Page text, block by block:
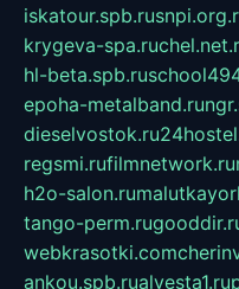
iskatour.spb.ru
krygeva-spa.ru
hl-beta.spb.ru
epoha-metalband.ru
dieselvostok.ru
regsmi.rufilmnetwork.ru
h2o-salon.ru
tango-perm.ru
webkrasotki.com
ankou.spb.rualvesta1.ru